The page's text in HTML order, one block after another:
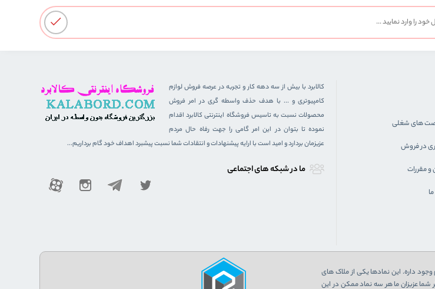
های شغلی
در فروش
و مقررات
کالابرد با بیش از سه دهه کار و تجربه در عرصه فروش لوازم
کامپیوتری و ... با هدف حذف واسطه گری در امر فروش
محصولات نسبت به تاسیس فروشگاه اینترنتی کالابرد اقدام
نموده تا بتوان در این امر گامی را جهت رفاه حال مردم
عزیزمان بردارد و امید است با ارایه پیشنهادات و انتقادات شما نسبت پیشبرد اهداف خود گام برداریم...
ما در شبكه های اجتماعی
داره. این نمادها یکی از ملاک های
تایید از 3 نهاد به فروشگاه اعطا میشه 772برای اطمینان خاطر شما عزیزان ما هر سه نماد ممکن در این